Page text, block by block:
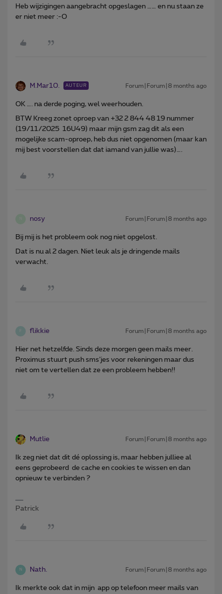
Heb wijzigingen aangebracht opgeslagen …… en nu staan ze
er niet meer :-O
M.Mar10. AUTEUR Forum|Forum|8 months ago
OK …. na derde poging, wel weerhouden.
BTW Kreeg zonet oproep van +32 2 844 48 19 nummer
(19/11/2025 16U49) maar mijn gsm zag dit als een
mogelijke scam-oproep, heb dus niet opgenomen (maar kan
mij best voorstellen dat dat iamand van jullie was)….
nosy Forum|Forum|8 months ago
Bij mij is het probleem ook nog niet opgelost.
Dat is nu al 2 dagen. Niet leuk als je dringende mails
verwacht.
F flikkie Forum|Forum|8 months ago
Hier net hetzelfde. Sinds deze morgen geen mails meer.
Proximus stuurt push sms’jes voor rekeningen maar dus
niet om te vertellen dat ze een probleem hebben!!
Mutlie Forum|Forum|8 months ago
Ik zeg niet dat dit dé oplossing is, maar hebben julliee al
eens geprobeerd de cache en cookies te wissen en dan
opnieuw te verbinden ?
Patrick
N Nath. Forum|Forum|8 months ago
Ik merkte ook dat in mijn app op telefoon meer mails van